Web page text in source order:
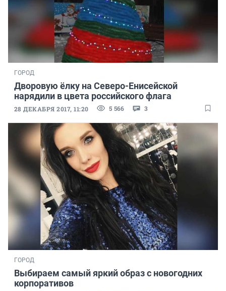
ГОРОД
Дворовую ёлку на Северо-Енисейской
нарядили в цвета российского флага
28 ДЕКАБРЯ 2017, 11:20 5 566 3
ГОРОД
Выбираем самый яркий образ с новогодних
корпоративов